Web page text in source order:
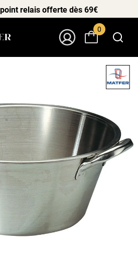
relais offerte dès 69€
0